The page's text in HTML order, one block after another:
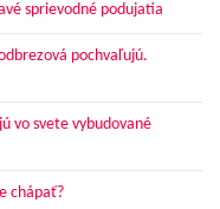
sprievodné podujatia
pochvaľujú.
vo svete vybudované
chápať?